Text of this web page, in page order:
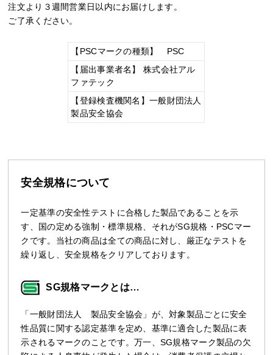
注文より３週間営業日以内にお届けします。
ご了承ください。
【PSCマークの種類】 PSC
【届出事業者名】 株式会社アル
ファテック
【登録検査機関名】一般財団法人
製品安全協会
安全規格について
一定基準の安全性テストに合格した製品であることを示
す、国の定める強制・標準規格、それがSG規格・PSCマー
クです。当社の商品は全ての商品に対し、厳正なテストを
繰り返し、安全規格をクリアしております。
SG規格マークとは…
「一般財団法人 製品安全協会」が、対象製品ごとに安全
性品質に関する認定基準を定め、基準に適合した製品に表
示されるマークのことです。万一、SG規格マーク製品の欠